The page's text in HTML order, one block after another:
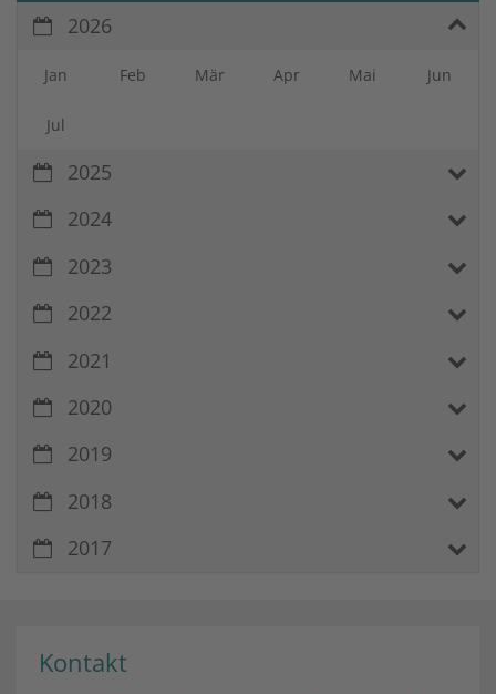
2026
Jan Feb Mär Apr Mai Jun
Jul
2025
2024
2023
2022
2021
2020
2019
2018
2017
Kontakt